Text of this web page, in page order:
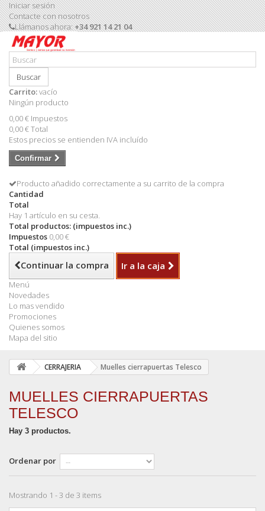
Iniciar sesión
Contacte con nosotros
Llámanos ahora:+34 921 14 21 04
Buscar
Carrito:vacío
Ningún producto
0,00 € Impuestos
0,00 €Total
Estos precios se entienden IVA incluído
Confirmar
Producto añadido correctamente a su carrito de la compra
Cantidad
Total
Hay 1 artículo en su cesta.
Total productos: (impuestos inc.)
Impuestos 0,00 €
Total (impuestos inc.)
Continuar la compra Ir a la caja
Menú
Novedades
Lo mas vendido
Promociones
Quienes somos
Mapa del sitio
CERRAJERIA Muelles cierrapuertas Telesco
MUELLES CIERRAPUERTAS
TELESCO
Hay 3 productos.
Ordenar por
Mostrando 1 - 3 de 3 items